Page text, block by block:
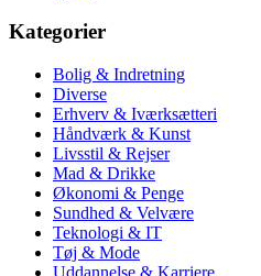
Kategorier
Bolig & Indretning
Diverse
Erhverv & Iværksætteri
Håndværk & Kunst
Livsstil & Rejser
Mad & Drikke
Økonomi & Penge
Sundhed & Velvære
Teknologi & IT
Tøj & Mode